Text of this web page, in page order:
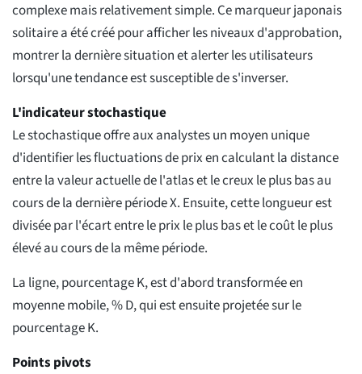
complexe mais relativement simple. Ce marqueur japonais
solitaire a été créé pour afficher les niveaux d'approbation,
montrer la dernière situation et alerter les utilisateurs
lorsqu'une tendance est susceptible de s'inverser.
L'indicateur stochastique
Le stochastique offre aux analystes un moyen unique
d'identifier les fluctuations de prix en calculant la distance
entre la valeur actuelle de l'atlas et le creux le plus bas au
cours de la dernière période X. Ensuite, cette longueur est
divisée par l'écart entre le prix le plus bas et le coût le plus
élevé au cours de la même période.
La ligne, pourcentage K, est d'abord transformée en
moyenne mobile, % D, qui est ensuite projetée sur le
pourcentage K.
Points pivots